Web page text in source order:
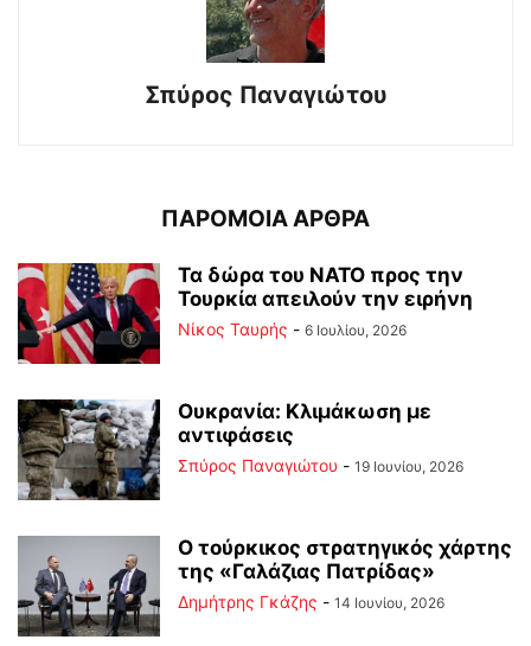
Σπύρος Παναγιώτου
ΠΑΡΟΜΟΙΑ ΑΡΘΡΑ
Τα δώρα του ΝΑΤΟ προς την
Τουρκία απειλούν την ειρήνη
Νίκος Ταυρής - 6 Ιουλίου, 2026
Ουκρανία: Κλιμάκωση με
αντιφάσεις
Σπύρος Παναγιώτου - 19 Ιουνίου, 2026
Ο τούρκικος στρατηγικός χάρτης
της «Γαλάζιας Πατρίδας»
Δημήτρης Γκάζης - 14 Ιουνίου, 2026